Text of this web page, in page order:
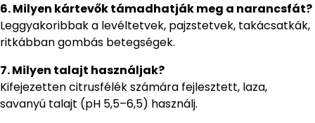
6. Milyen kártevők támadhatják meg a narancsfát?
Leggyakoribbak a levéltetvek, pajzstetvek, takácsatkák,
ritkábban gombás betegségek.
7. Milyen talajt használjak?
Kifejezetten citrusfélék számára fejlesztett, laza,
savanyú talajt (pH 5,5–6,5) használj.